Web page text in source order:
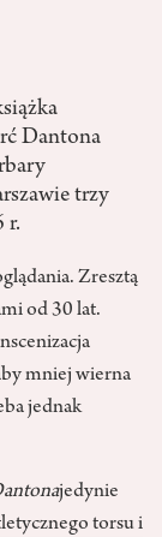
Dantona
trzy
r.
Zresztą
od 30 lat.
mniej wierna
jednak
jedynie
torsu i